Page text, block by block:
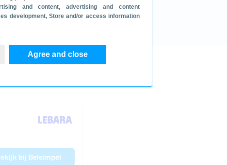
and content, advertising and content
development, Store and/or access information
Agree and close
de Flip 8 gaat
dat de Flip 8 iets
bij Belsimpel